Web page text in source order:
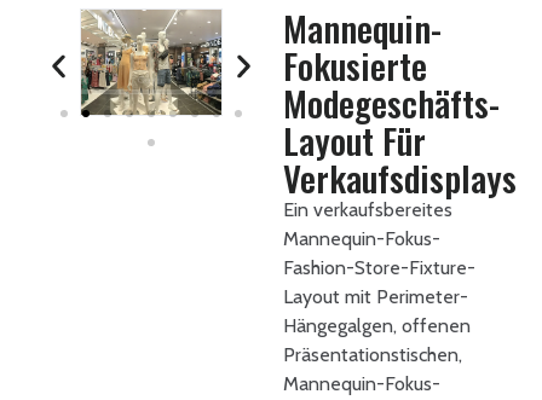
Mannequin-
Fokusierte
Modegeschäfts-
Layout Für
Verkaufsdisplays
Ein verkaufsbereites
Mannequin-Fokus-
Fashion-Store-Fixture-
Layout mit Perimeter-
Hängegalgen, offenen
Präsentationstischen,
Mannequin-Fokus-